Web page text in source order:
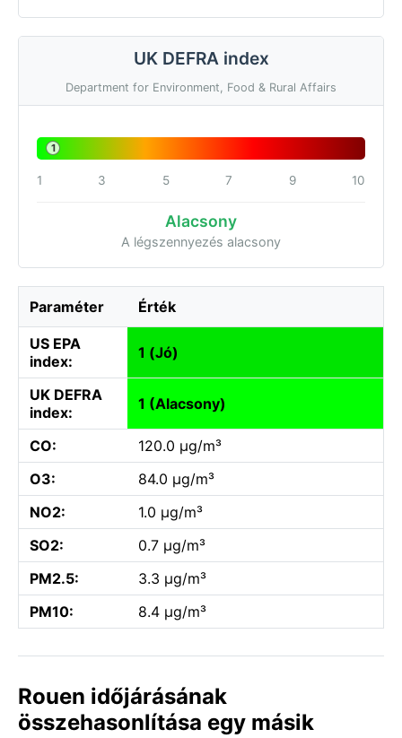
UK DEFRA index
Department for Environment, Food & Rural Affairs
1
1 3 5 7 9 10
Alacsony
A légszennyezés alacsony
Paraméter Érték
US EPA
index:
1 (Jó)
UK DEFRA
index:
1 (Alacsony)
CO:
120.0 µg/m³
O3:
84.0 µg/m³
NO2:
1.0 µg/m³
SO2:
0.7 µg/m³
PM2.5:
3.3 µg/m³
PM10:
8.4 µg/m³
Rouen időjárásának
összehasonlítása egy másik